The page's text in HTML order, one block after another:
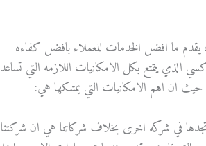
ما افضل الخدمات للعملاء بافضل كفاءه
الذي يتمتع بكل الامكانيات اللازمه التي تساعد
ان اهم الامكانيات التي يمتلكها هي:
تجدها في شركه اخرى بخلاف شركاتنا هي ان شركتنا